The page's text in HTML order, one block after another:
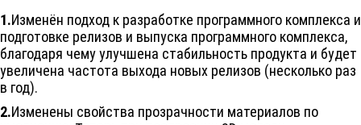
1.Изменён подход к разработке программного комплекса и
подготовке релизов и выпуска программного комплекса,
благодаря чему улучшена стабильность продукта и будет
увеличена частота выхода новых релизов (несколько раз
в год).
2.Изменены свойства прозрачности материалов по